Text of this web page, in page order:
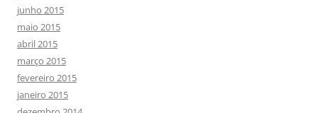
junho 2015
maio 2015
abril 2015
março 2015
fevereiro 2015
janeiro 2015